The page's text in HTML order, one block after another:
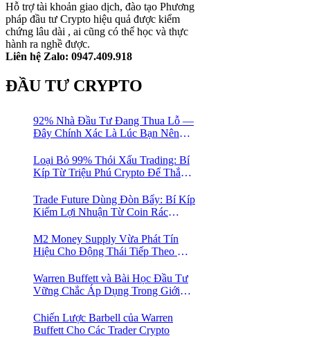
Hỗ trợ tài khoản giao dịch, đào tạo Phương
pháp đầu tư Crypto hiệu quả được kiểm
chứng lâu dài , ai cũng có thể học và thực
hành ra nghề được.
Liên hệ Zalo: 0947.409.918
ĐẦU TƯ CRYPTO
92% Nhà Đầu Tư Đang Thua Lỗ —
Đây Chính Xác Là Lúc Bạn Nên
Loại Bỏ 99% Thói Xấu Trading: Bí
Kíp Từ Triệu Phú Crypto Để Thắng
Trade Future Dùng Đòn Bẩy: Bí Kíp
Kiếm Lợi Nhuận Từ Coin Rác
Bán Khống
M2 Money Supply Vừa Phát Tín
Hiệu Cho Động Thái Tiếp Theo Của
Trader Đang Bỏ Lỡ! 🚀
Warren Buffett và Bài Học Đầu Tư
Vững Chắc Áp Dụng Trong Giới
Chiến Lược Barbell của Warren
Buffett Cho Các Trader Crypto